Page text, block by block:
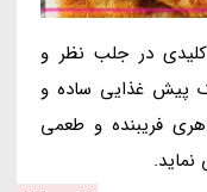
در جلب نظر و
یک پیش غذایی ساده و
فریبنده و طعمی